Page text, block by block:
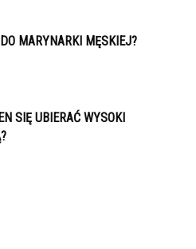
MARYNARKI MĘSKIEJ?
SIĘ UBIERAĆ WYSOKI